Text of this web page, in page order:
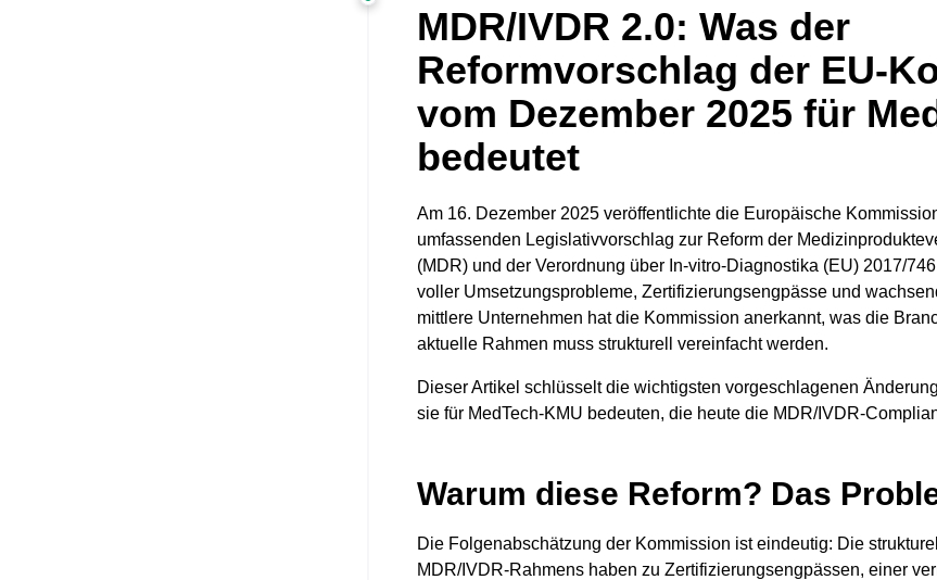
MDR/IVDR 2.0: Was der
Reformvorschlag der EU-
vom Dezember 2025 für
bedeutet
Am 16. Dezember 2025 veröffentlichte die Europäische
umfassenden Legislativvorschlag zur Reform der
(MDR) und der Verordnung über In-vitro-Diagnostika (EU) 2017/
voller Umsetzungsprobleme, Zertifizierungsengpässe und
mittlere Unternehmen hat die Kommission anerkannt, was die
aktuelle Rahmen muss strukturell vereinfacht werden.
Dieser Artikel schlüsselt die wichtigsten vorgeschlagenen
sie für MedTech-KMU bedeuten, die heute die MDR/IVDR-
Warum diese Reform? Das
Die Folgenabschätzung der Kommission ist eindeutig: Die
MDR/IVDR-Rahmens haben zu Zertifizierungsengpässen, einer